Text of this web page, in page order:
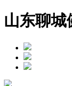
山东聊城